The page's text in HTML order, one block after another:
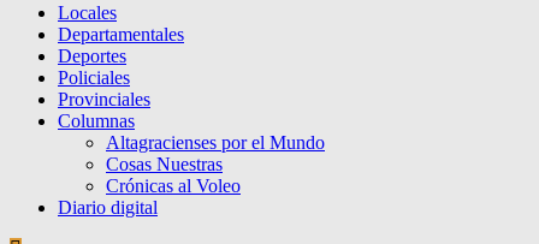
Locales
Departamentales
Deportes
Policiales
Provinciales
Columnas
Altagracienses por el Mundo
Cosas Nuestras
Crónicas al Voleo
Diario digital